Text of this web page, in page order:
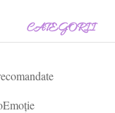
CATEGORII